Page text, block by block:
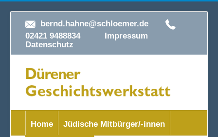
bernd.hahne@schloemer.de
02421 9488834 Impressum
Datenschutz
Home Jüdische Mitbürger/-innen